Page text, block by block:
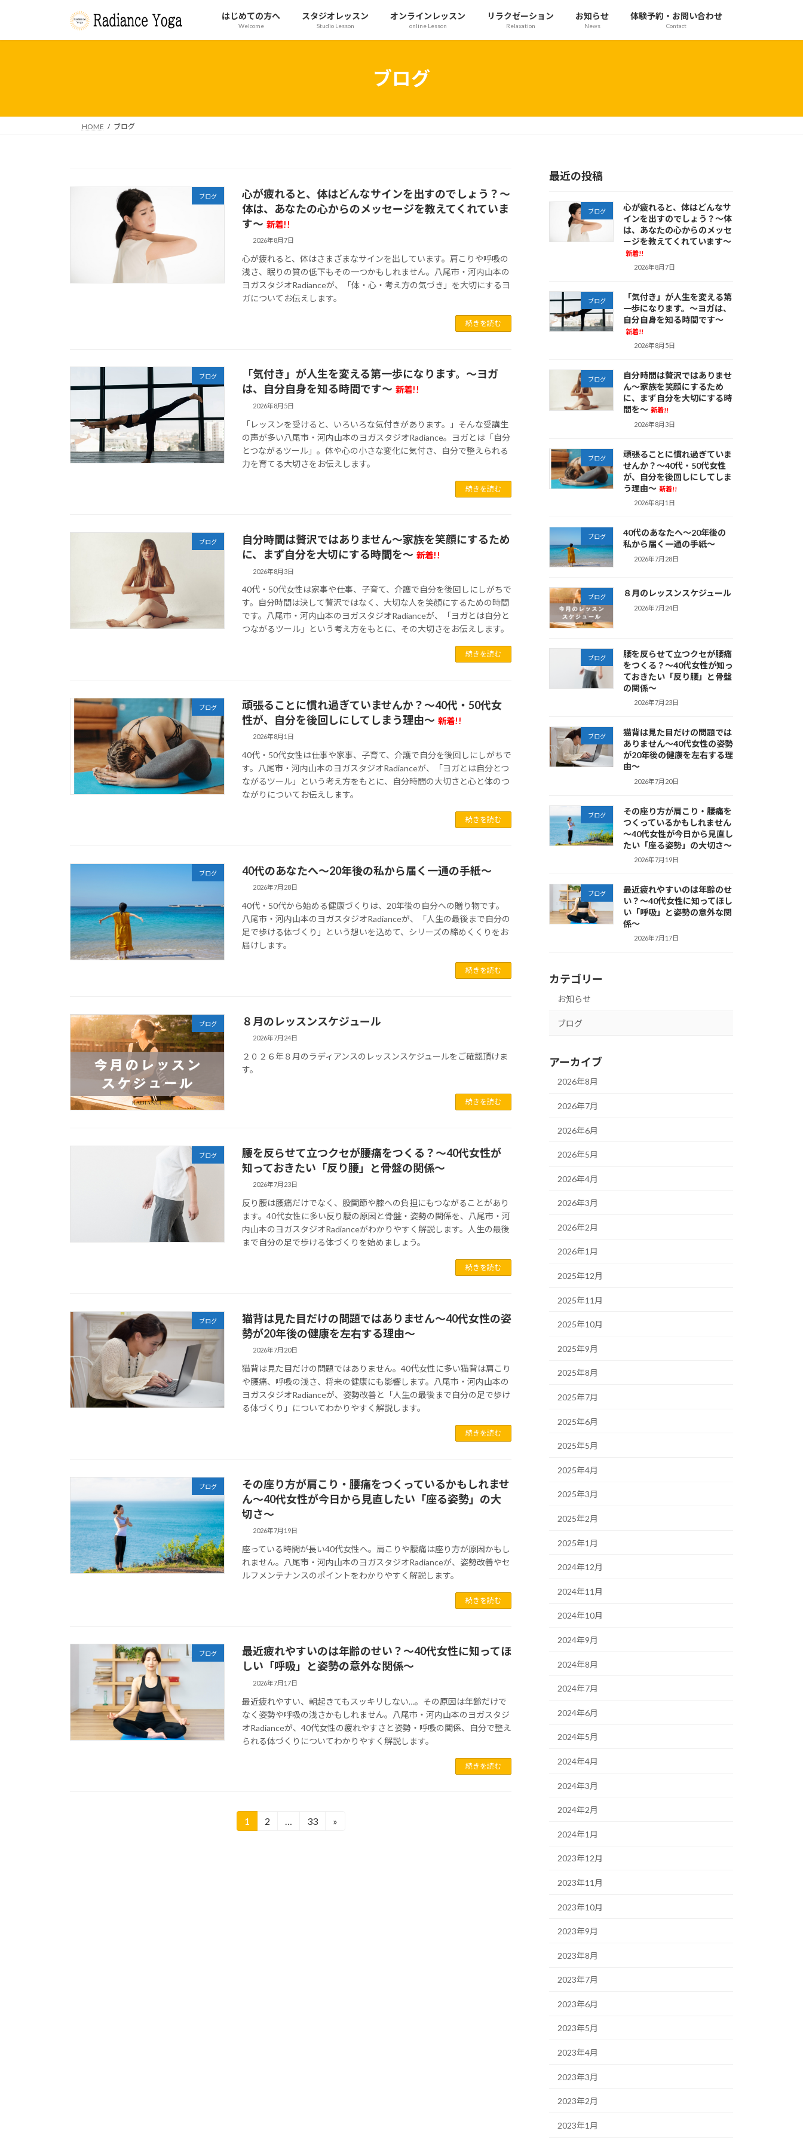
はじめての方へ
Welcome
スタジオレッスン
Studio Lesson
オンラインレッスン
online Lesson
リラクゼーション
Relaxation
お知らせ
News
体験予約・お問い合わせ
Contact
ブログ
HOME ブログ
ブログ
心が疲れると、体はどんなサインを出すのでしょう？～
体は、あなたの心からのメッセージを教えてくれていま
す～ 新着!!
2026年8月7日
心が疲れると、体はさまざまなサインを出しています。肩こりや呼吸の
浅さ、眠りの質の低下もその一つかもしれません。八尾市・河内山本の
ヨガスタジオRadianceが、「体・心・考え方の気づき」を大切にするヨ
ガについてお伝えします。
続きを読む
ブログ
「気付き」が人生を変える第一歩になります。～ヨガ
は、自分自身を知る時間です～ 新着!!
2026年8月5日
「レッスンを受けると、いろいろな気付きがあります。」そんな受講生
の声が多い八尾市・河内山本のヨガスタジオRadiance。ヨガとは「自分
とつながるツール」。体や心の小さな変化に気付き、自分で整えられる
力を育てる大切さをお伝えします。
続きを読む
ブログ
自分時間は贅沢ではありません～家族を笑顔にするため
に、まず自分を大切にする時間を～ 新着!!
2026年8月3日
40代・50代女性は家事や仕事、子育て、介護で自分を後回しにしがちで
す。自分時間は決して贅沢ではなく、大切な人を笑顔にするための時間
です。八尾市・河内山本のヨガスタジオRadianceが、「ヨガとは自分と
つながるツール」という考え方をもとに、その大切さをお伝えします。
続きを読む
ブログ
頑張ることに慣れ過ぎていませんか？～40代・50代女
性が、自分を後回しにしてしまう理由～ 新着!!
2026年8月1日
40代・50代女性は仕事や家事、子育て、介護で自分を後回しにしがちで
す。八尾市・河内山本のヨガスタジオRadianceが、「ヨガとは自分とつ
ながるツール」という考え方をもとに、自分時間の大切さと心と体のつ
ながりについてお伝えします。
続きを読む
ブログ 40代のあなたへ～20年後の私から届く一通の手紙～
2026年7月28日
40代・50代から始める健康づくりは、20年後の自分への贈り物です。
八尾市・河内山本のヨガスタジオRadianceが、「人生の最後まで自分の
足で歩ける体づくり」という想いを込めて、シリーズの締めくくりをお
届けします。
続きを読む
ブログ ８月のレッスンスケジュール
2026年7月24日
２０２６年８月のラディアンスのレッスンスケジュールをご確認頂けま
す。
続きを読む
ブログ
腰を反らせて立つクセが腰痛をつくる？～40代女性が
知っておきたい「反り腰」と骨盤の関係～
2026年7月23日
反り腰は腰痛だけでなく、股関節や膝への負担にもつながることがあり
ます。40代女性に多い反り腰の原因と骨盤・姿勢の関係を、八尾市・河
内山本のヨガスタジオRadianceがわかりやすく解説します。人生の最後
まで自分の足で歩ける体づくりを始めましょう。
続きを読む
ブログ
猫背は見た目だけの問題ではありません～40代女性の姿
勢が20年後の健康を左右する理由～
2026年7月20日
猫背は見た目だけの問題ではありません。40代女性に多い猫背は肩こり
や腰痛、呼吸の浅さ、将来の健康にも影響します。八尾市・河内山本の
ヨガスタジオRadianceが、姿勢改善と「人生の最後まで自分の足で歩け
る体づくり」についてわかりやすく解説します。
続きを読む
ブログ
その座り方が肩こり・腰痛をつくっているかもしれませ
ん～40代女性が今日から見直したい「座る姿勢」の大
切さ～
2026年7月19日
座っている時間が長い40代女性へ。肩こりや腰痛は座り方が原因かもし
れません。八尾市・河内山本のヨガスタジオRadianceが、姿勢改善やセ
ルフメンテナンスのポイントをわかりやすく解説します。
続きを読む
ブログ
最近疲れやすいのは年齢のせい？～40代女性に知ってほ
しい「呼吸」と姿勢の意外な関係～
2026年7月17日
最近疲れやすい、朝起きてもスッキリしない…。その原因は年齢だけで
なく姿勢や呼吸の浅さかもしれません。八尾市・河内山本のヨガスタジ
オRadianceが、40代女性の疲れやすさと姿勢・呼吸の関係、自分で整え
られる体づくりについてわかりやすく解説します。
続きを読む
固
1
固
2 …
固
33 »
最近の投稿
ブログ
心が疲れると、体はどんなサ
インを出すのでしょう？～体
は、あなたの心からのメッセ
ージを教えてくれています～
新着!!
2026年8月7日
ブログ
「気付き」が人生を変える第
一歩になります。～ヨガは、
自分自身を知る時間です～
新着!!
2026年8月5日
ブログ
自分時間は贅沢ではありませ
ん～家族を笑顔にするため
に、まず自分を大切にする時
間を～ 新着!!
2026年8月3日
ブログ
頑張ることに慣れ過ぎていま
せんか？～40代・50代女性
が、自分を後回しにしてしま
う理由～ 新着!!
2026年8月1日
ブログ
40代のあなたへ～20年後の
私から届く一通の手紙～
2026年7月28日
ブログ ８月のレッスンスケジュール
2026年7月24日
ブログ
腰を反らせて立つクセが腰痛
をつくる？～40代女性が知っ
ておきたい「反り腰」と骨盤
の関係～
2026年7月23日
ブログ
猫背は見た目だけの問題では
ありません～40代女性の姿勢
が20年後の健康を左右する理
由～
2026年7月20日
ブログ
その座り方が肩こり・腰痛を
つくっているかもしれません
～40代女性が今日から見直し
たい「座る姿勢」の大切さ～
2026年7月19日
ブログ
最近疲れやすいのは年齢のせ
い？～40代女性に知ってほし
い「呼吸」と姿勢の意外な関
係～
2026年7月17日
カテゴリー
お知らせ
ブログ
アーカイブ
2026年8月
2026年7月
2026年6月
2026年5月
2026年4月
2026年3月
2026年2月
2026年1月
2025年12月
2025年11月
2025年10月
2025年9月
2025年8月
2025年7月
2025年6月
2025年5月
2025年4月
2025年3月
2025年2月
2025年1月
2024年12月
2024年11月
2024年10月
2024年9月
2024年8月
2024年7月
2024年6月
2024年5月
2024年4月
2024年3月
2024年2月
2024年1月
2023年12月
2023年11月
2023年10月
2023年9月
2023年8月
2023年7月
2023年6月
2023年5月
2023年4月
2023年3月
2023年2月
2023年1月